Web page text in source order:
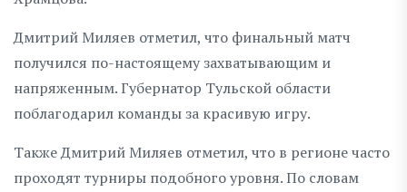
Дмитрий Миляев отметил, что финальный матч
получился по-настоящему захватывающим и
напряженным. Губернатор Тульской области
поблагодарил команды за красивую игру.
Также Дмитрий Миляев отметил, что в регионе часто
проходят турниры подобного уровня. По словам